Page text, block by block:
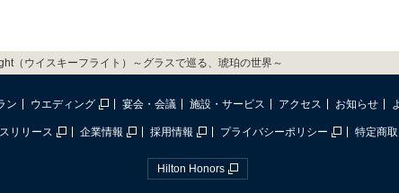
（ウイスキーフライト）～グラスで巡る、琥珀の世界～
ン ウエディング 宴会・会議 施設・サービス アクセス お知らせ
リリース 企業情報 採用情報 プライバシーポリシー 特定商
Hilton Honors